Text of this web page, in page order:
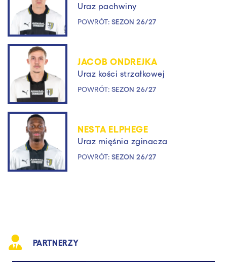
Uraz pachwiny
POWRÓT: SEZON 26/27
JACOB ONDREJKA
Uraz kości strzałkowej
POWRÓT: SEZON 26/27
NESTA ELPHEGE
Uraz mięśnia zginacza
POWRÓT: SEZON 26/27
PARTNERZY